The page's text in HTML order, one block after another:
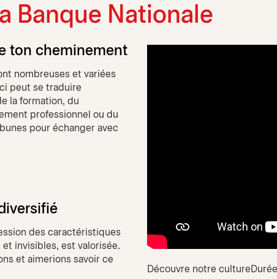
Banque Nationale
ton cheminement
nombreuses et variées
peut se traduire
la formation, du
professionnel ou du
pour échanger avec
des caractéristiques
invisibles, est valorisée.
et aimerions savoir ce
Découvre notre culture